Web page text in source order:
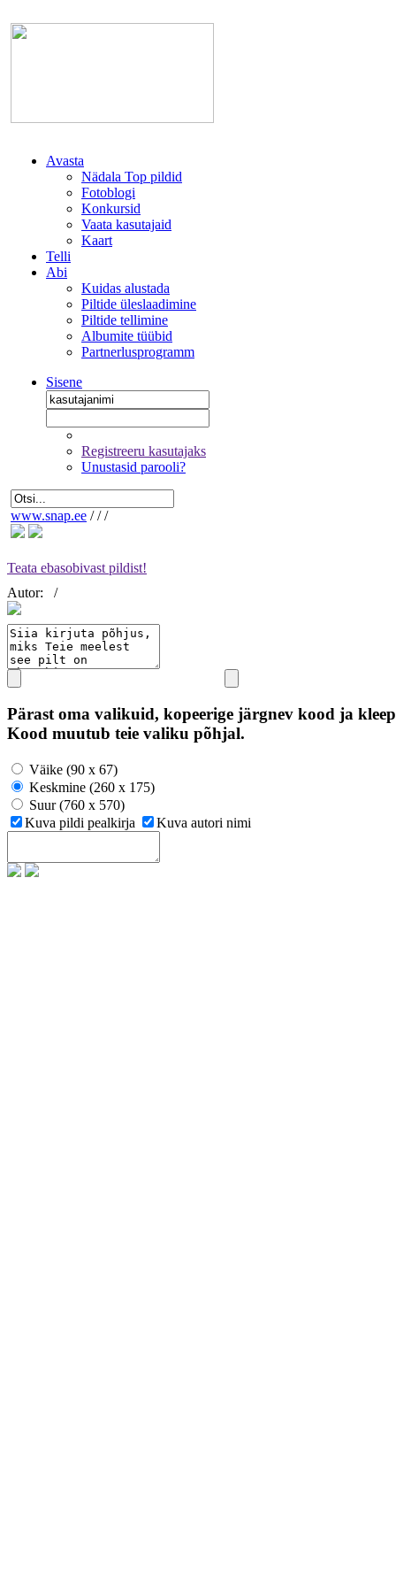
Avasta
Nädala Top pildid
Fotoblogi
Konkursid
Vaata kasutajaid
Kaart
Telli
Abi
Kuidas alustada
Piltide üleslaadimine
Piltide tellimine
Albumite tüübid
Partnerlusprogramm
Sisene
Registreeru kasutajaks
Unustasid parooli?
www.snap.ee / / /
Teata ebasobivast pildist!
Autor:
/
Pärast oma valikuid, kopeerige järgnev kood ja
Kood muutub teie valiku põhjal.
Väike (90 x 67)
Keskmine (260 x 175)
Suur (760 x 570)
Kuva pildi pealkirja
Kuva autori nimi